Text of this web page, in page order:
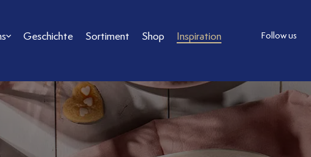
Geschichte Sortiment Shop Inspiration Follow us